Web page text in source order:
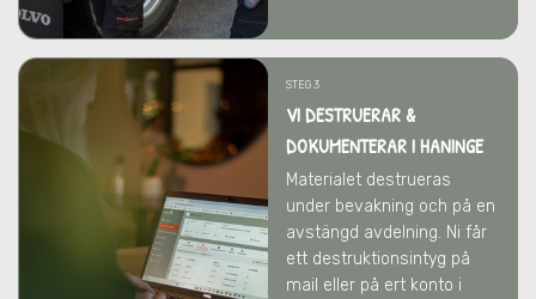
STEG 3
VI DESTRUERAR &
DOKUMENTERAR I HANINGE
Materialet destrueras
under bevakning och på en
avstängd avdelning. Ni får
ett destruktionsintyg på
mail eller på ert konto i